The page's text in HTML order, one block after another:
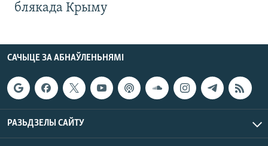
блякада Крыму
САЧЫЦЕ ЗА АБНАЎЛЕНЬНЯМІ
РАЗЬДЗЕЛЫ САЙТУ